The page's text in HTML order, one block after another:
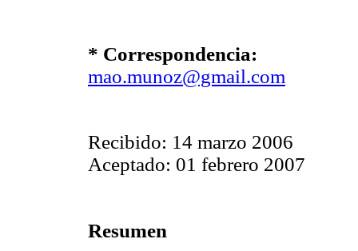
* Correspondencia:
mao.munoz@gmail.com
Recibido: 14 marzo 2006
Aceptado: 01 febrero 2007
Resumen